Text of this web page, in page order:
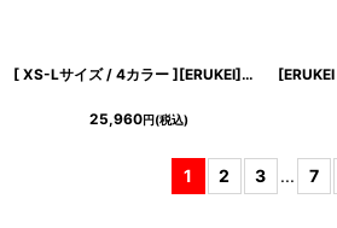
[ XS-Lサイズ / 4カラー ][ERUKEI]ネイビー・ワインレッド・ホワイト・グレー・シンプル・ワンカラー・ノースリーブ・タイト・ショート丈・ミニドレス・ワンピース[山崎みどり着用][送料無料]mynv
25,960円(税込)
1 2 3 ... 7